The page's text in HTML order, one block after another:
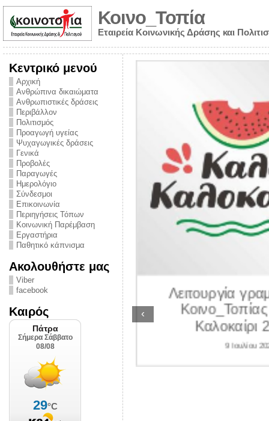
Κοινο_Τοπία
Εταιρεία Κοινωνικής Δράσης και
Κεντρικό μενού
Αρχική
Ανθρώπινα δικαιώματα
Ανθρωπιστικές δράσεις
Περιβάλλον
Πολιτισμός
Προαγωγή υγείας
Ψυχαγωγικές δράσεις
Γενικά
Προβολές
Παραγωγές
Ημερολόγιο
Σύνδεσμοι
Επικοινωνία
Περιηγήσεις Τόπων
Κοινωνική Παρέμβαση
Εργαστήρια
Παθητικό κάπνισμα
Ακολουθήστε μας
Viber
facebook
Καιρός
από την
την ημέρα
και
στο
2026
Λειτουργία
Κοινο_Τοπίας
Καλοκαίρι
9 Ιουλίου
‹